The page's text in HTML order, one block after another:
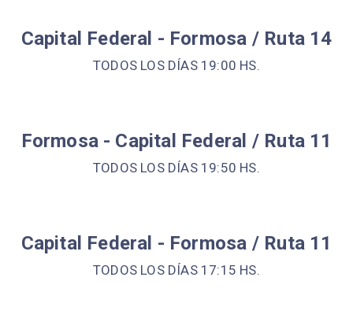
Capital Federal - Formosa / Ruta 14
TODOS LOS DÍAS 19:00 HS.
Formosa - Capital Federal / Ruta 11
TODOS LOS DÍAS 19:50 HS.
Capital Federal - Formosa / Ruta 11
TODOS LOS DÍAS 17:15 HS.